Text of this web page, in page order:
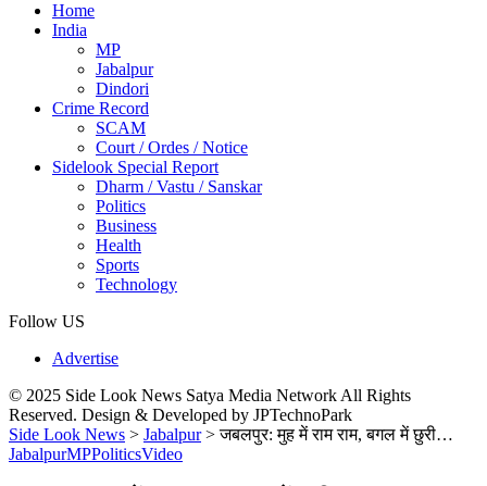
Home
India
MP
Jabalpur
Dindori
Crime Record
SCAM
Court / Ordes / Notice
Sidelook Special Report
Dharm / Vastu / Sanskar
Politics
Business
Health
Sports
Technology
Follow US
Advertise
© 2025 Side Look News Satya Media Network All Rights
Reserved. Design & Developed by JPTechnoPark
Side Look News > Jabalpur>जबलपुर: मुह में राम राम, बगल में छुरी…
JabalpurMPPoliticsVideo